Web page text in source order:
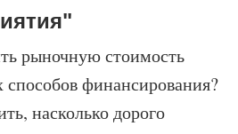
рыночную стоимость
способов финансирования?
насколько дорого